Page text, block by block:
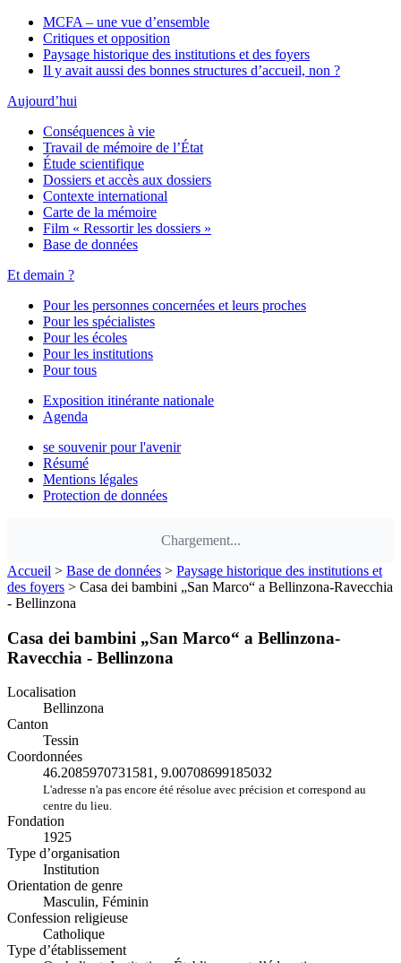
MCFA – une vue d’ensemble
Critiques et opposition
Paysage historique des institutions et des foyers
Il y avait aussi des bonnes structures d’accueil, non ?
Aujourd’hui
Conséquences à vie
Travail de mémoire de l’État
Étude scientifique
Dossiers et accès aux dossiers
Contexte international
Carte de la mémoire
Film « Ressortir les dossiers »
Base de données
Et demain ?
Pour les personnes concernées et leurs proches
Pour les spécialistes
Pour les écoles
Pour les institutions
Pour tous
Exposition itinérante nationale
Agenda
se souvenir pour l'avenir
Résumé
Mentions légales
Protection de données
Chargement...
Accueil > Base de données > Paysage historique des institutions et
des foyers > Casa dei bambini „San Marco“ a Bellinzona-Ravecchia
- Bellinzona
Casa dei bambini „San Marco“ a Bellinzona-
Ravecchia - Bellinzona
Localisation
Bellinzona
Canton
Tessin
Coordonnées
46.2085970731581, 9.00708699185032
L'adresse n'a pas encore été résolue avec précision et correspond au
centre du lieu.
Fondation
1925
Type d’organisation
Institution
Orientation de genre
Masculin, Féminin
Confession religieuse
Catholique
Type d’établissement